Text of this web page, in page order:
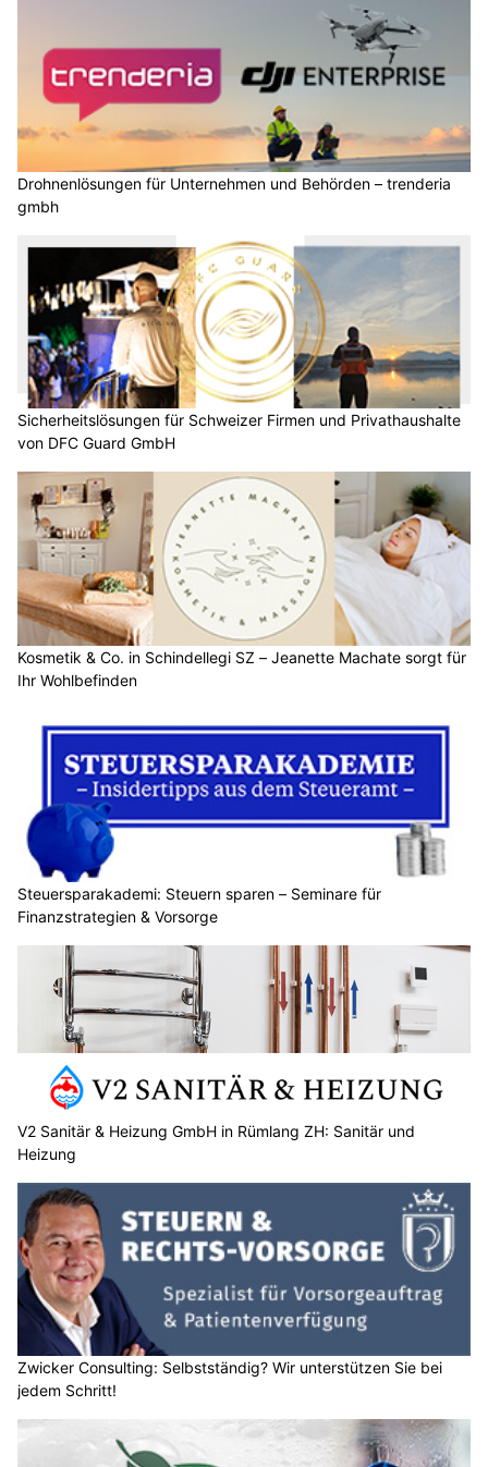
Drohnenlösungen für Unternehmen und Behörden – trenderia
gmbh
Sicherheitslösungen für Schweizer Firmen und Privathaushalte
von DFC Guard GmbH
Kosmetik & Co. in Schindellegi SZ – Jeanette Machate sorgt für
Ihr Wohlbefinden
Steuersparakademi: Steuern sparen – Seminare für
Finanzstrategien & Vorsorge
V2 Sanitär & Heizung GmbH in Rümlang ZH: Sanitär und
Heizung
Zwicker Consulting: Selbstständig? Wir unterstützen Sie bei
jedem Schritt!